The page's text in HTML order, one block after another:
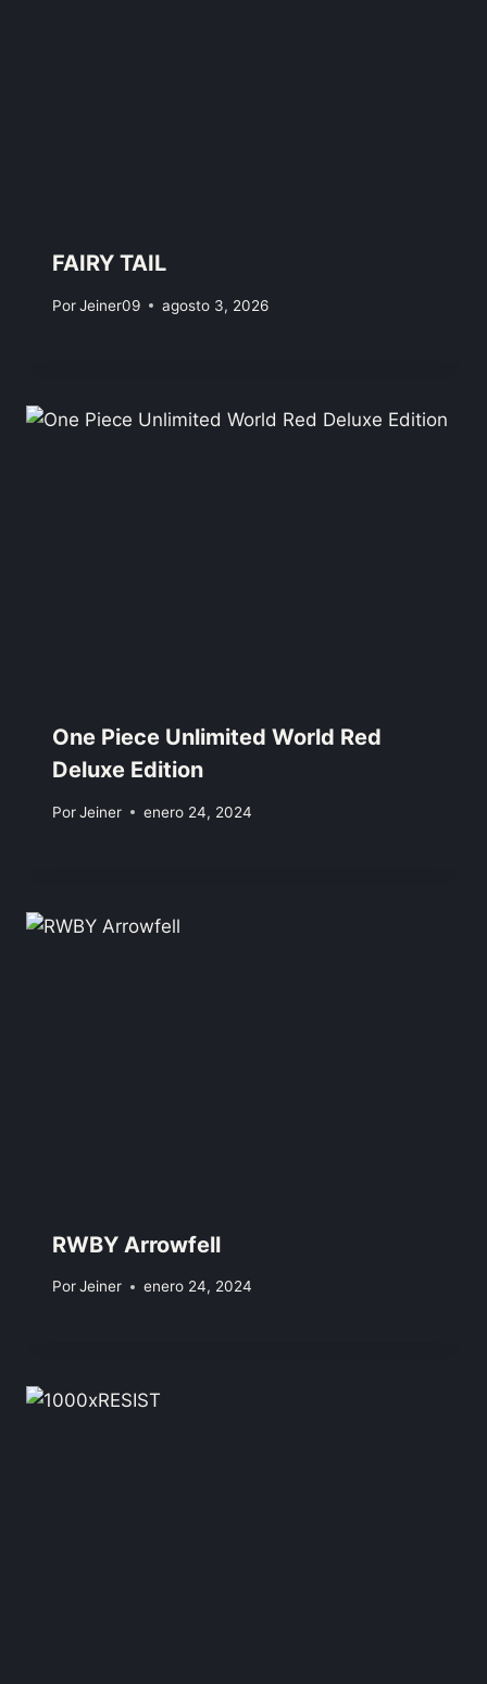
FAIRY TAIL
PorJeiner09 agosto 3, 2026
One Piece Unlimited World Red
Deluxe Edition
PorJeiner enero 24, 2024
RWBY Arrowfell
PorJeiner enero 24, 2024